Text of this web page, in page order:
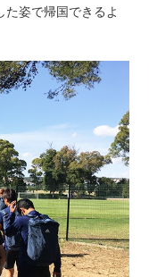
姿で帰国できるよ